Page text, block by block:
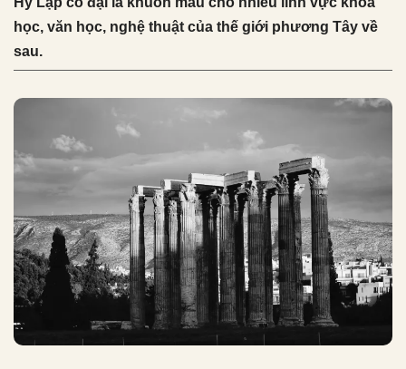
học, văn học, nghệ thuật của thế giới phương Tây về
sau.